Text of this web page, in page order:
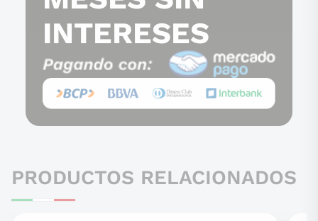
INTERESES
PRODUCTOS RELACIONADOS